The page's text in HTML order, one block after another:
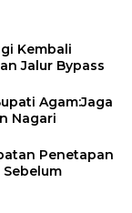
Kembali
Jalur Bypass
Agam:Jaga
Nagari
Penetapan